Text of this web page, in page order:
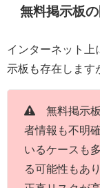
無料掲示板
インターネット上
示板も存在します
無料掲示板
者情報も不明
いるケースも
る可能性もあ